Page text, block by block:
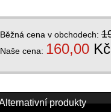
Běžná cena v obchodech:
Naše cena: 160,00 Kč
produkty